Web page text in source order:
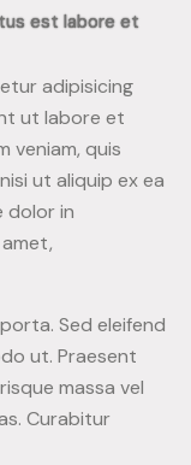
est labore et
adipisicing
ut labore et
veniam, quis
ut aliquip ex ea
dolor in
Sed eleifend
ut. Praesent
massa vel
Curabitur